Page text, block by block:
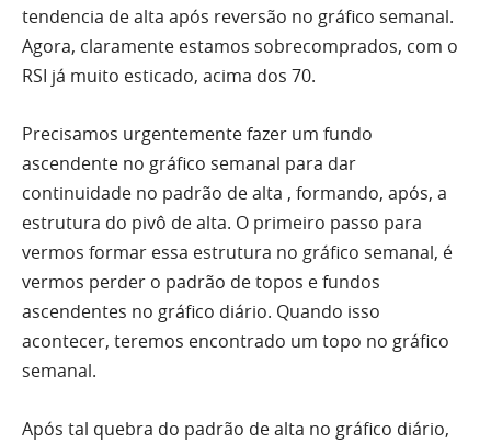
tendencia dealta após reversão no gráfico semanal.
Agora, claramente estamos sobrecomprados, com o
RSI já muito esticado, acima dos 70.
Precisamos urgentemente fazer um fundo
ascendente no gráfico semanal para dar
continuidade no padrão dealta , formando, após, a
estrutura do pivô dealta. O primeiro passo para
vermos formar essa estrutura no gráfico semanal, é
vermos perder o padrão de topos e fundos
ascendentes no gráfico diário. Quando isso
acontecer, teremos encontrado um topo no gráfico
semanal.
Após tal quebra do padrão dealta no gráfico diário,